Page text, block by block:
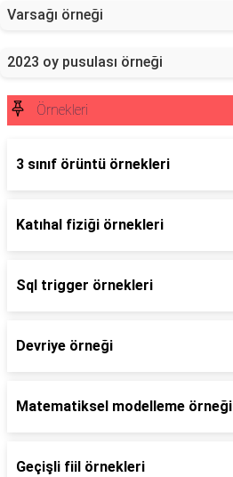
Varsağı örneği
2023 oy pusulası örneği
Örnekleri
3 sınıf örüntü örnekleri
Katıhal fiziği örnekleri
Sql trigger örnekleri
Devriye örneği
Matematiksel modelleme örneği
Geçişli fiil örnekleri